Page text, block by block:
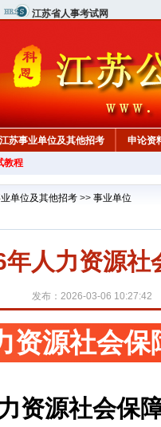
江苏省人事考试网
江苏事业单位及其他招考
申论资
教程
单位及其他招考 >> 事业单位
年人力资源社
发布：2026-03-06 10:27:42
资源社会
资源社会保